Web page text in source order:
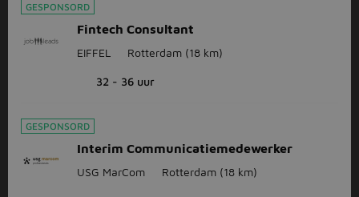
GESPONSORD
Fintech Consultant
EIFFEL Rotterdam (18 km)
32 - 36 uur
GESPONSORD
Interim Communicatiemedewerker
USG MarCom Rotterdam (18 km)